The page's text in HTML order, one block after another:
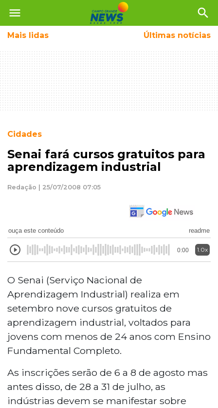
menu search
Mais lidas Últimas notícias
Cidades
Senai fará cursos gratuitos para
aprendizagem industrial
Redação | 25/07/2008 07:05
ouça este conteúdo readme
0:00 1.0x
O Senai (Serviço Nacional de
Aprendizagem Industrial) realiza em
setembro nove cursos gratuitos de
aprendizagem industrial, voltados para
jovens com menos de 24 anos com Ensino
Fundamental Completo.
As inscrições serão de 6 a 8 de agosto mas
antes disso, de 28 a 31 de julho, as
indústrias devem se manifestar sobre